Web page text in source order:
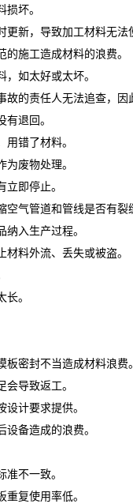
坏。
更新，导致加工材料无法
施工造成材料的浪费。
如太好或太坏。
故的责任人无法追查，因
退回。
错了材料。
废物处理。
即停止。
空气管道和管线是否有裂
入生产过程。
料外流、丢失或被盗。
。
板密封不当造成材料浪费
导致返工。
计要求提供。
备造成的浪费。
不一致。
复使用率低。